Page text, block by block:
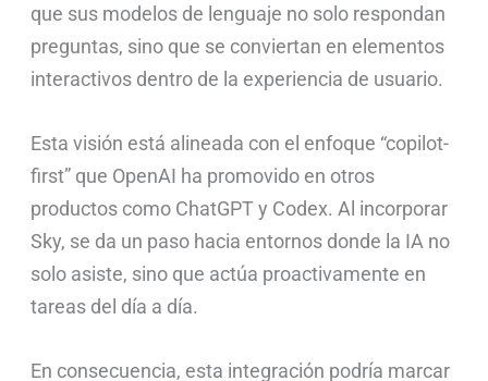
que sus modelos de lenguaje no solo respondan
preguntas, sino que se conviertan en elementos
interactivos dentro de la experiencia de usuario.
Esta visión está alineada con el enfoque “copilot-
first” que OpenAI ha promovido en otros
productos como ChatGPT y Codex. Al incorporar
Sky, se da un paso hacia entornos donde la IA no
solo asiste, sino que actúa proactivamente en
tareas del día a día.
En consecuencia, esta integración podría marcar